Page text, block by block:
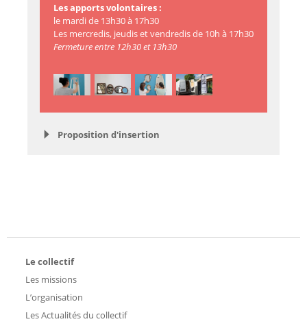
Les apports volontaires :
le mardi de 13h30 à 17h30
Les mercredis, jeudis et vendredis de 10h à 17h30
Fermeture entre 12h30 et 13h30
Proposition d'insertion
Le collectif
Les missions
L’organisation
Les Actualités du collectif